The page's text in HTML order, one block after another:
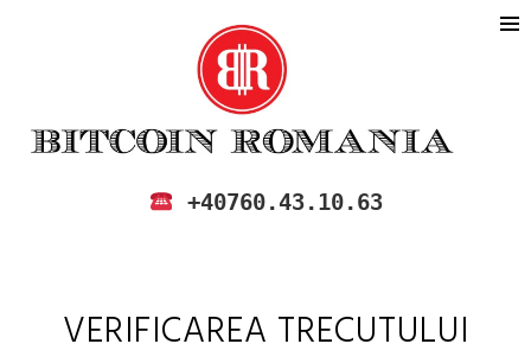
BITCOIN ROMANIA
CUMPARA SI VINDE BITCOIN IN
+40760.43.10.63
VERIFICAREA TRECUTULUI